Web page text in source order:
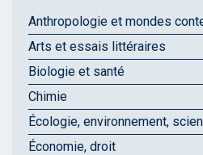
Anthropologie et mondes
Arts et essais littéraires
Biologie et santé
Chimie
Écologie, environnement,
Économie, droit